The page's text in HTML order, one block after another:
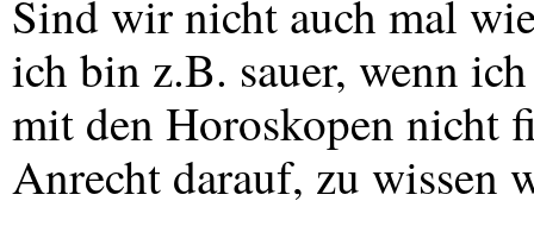
Sind wir nicht auch mal
ich bin z.B. sauer, wenn
mit den Horoskopen nicht
Anrecht darauf, zu wissen